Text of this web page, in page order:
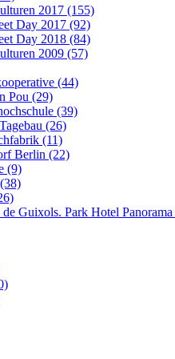
2017 (155)
Day 2017 (92)
Day 2018 (84)
2009 (57)
(44)
Pou (29)
(39)
(26)
(11)
Berlin (22)
(9)
Guixols. Park Hotel